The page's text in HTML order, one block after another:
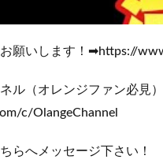
願いします！➡https://
ル（オレンジファン必見）
c/OlangeChannel
らへメッセージ下さい！